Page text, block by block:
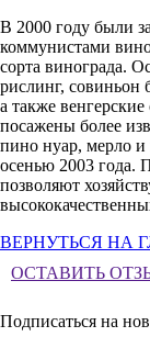
В 2000 году были
коммунистами
сорта винограда.
рислинг, совиньон
а также
посажены более
пино нуар, мерло
осенью 2003 года.
позволяют
ВЕРНУТЬСЯ НА
ОСТАВИТЬ
Подписаться на